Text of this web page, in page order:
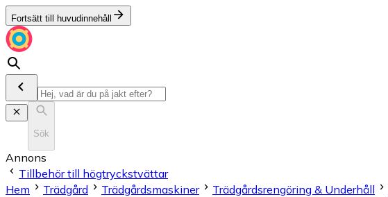
Fortsätt till huvudinnehåll
Sök
Annons
Tillbehör till högtryckstvättar
Hem
Trädgård Trädgårdsmaskiner Trädgårdsrengöring & Underhåll